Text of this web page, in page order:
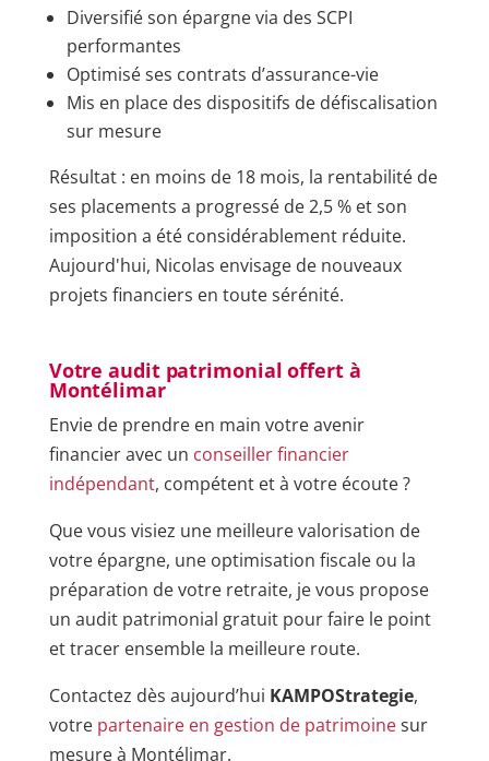
Diversifié son épargne via des SCPI
performantes
Optimisé ses contrats d’assurance-vie
Mis en place des dispositifs de défiscalisation
sur mesure
Résultat : en moins de 18 mois, la rentabilité de
ses placements a progressé de 2,5 % et son
imposition a été considérablement réduite.
Aujourd'hui, Nicolas envisage de nouveaux
projets financiers en toute sérénité.
Votre audit patrimonial offert à
Montélimar
Envie de prendre en main votre avenir
financier avec un conseiller financier
indépendant, compétent et à votre écoute ?
Que vous visiez une meilleure valorisation de
votre épargne, une optimisation fiscale ou la
préparation de votre retraite, je vous propose
un audit patrimonial gratuit pour faire le point
et tracer ensemble la meilleure route.
Contactez dès aujourd’hui KAMPOStrategie,
votre partenaire en gestion de patrimoinesur
mesure à Montélimar.